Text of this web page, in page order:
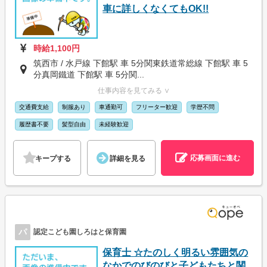
車に詳しくなくてもOK!!
時給1,100円
筑西市 / 水戸線 下館駅 車 5分関東鉄道常総線 下館駅 車 5
分真岡鐵道 下館駅 車 5分関...
仕事内容を見てみる ∨
交通費支給 制服あり 車通勤可 フリーター歓迎 学歴不問
履歴書不要 髪型自由 未経験歓迎
キープする 詳細を見る 応募画面に進む
パ 認定こども園しろはと保育園
保育士 ☆たのしく明るい雰囲気の